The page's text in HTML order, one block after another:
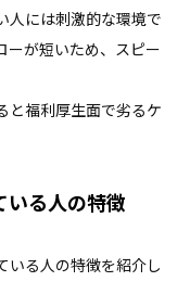
人には刺激的な環境で
ーが短いため、スピー
と福利厚生面で劣るケ
いる人の特徴
いる人の特徴を紹介し